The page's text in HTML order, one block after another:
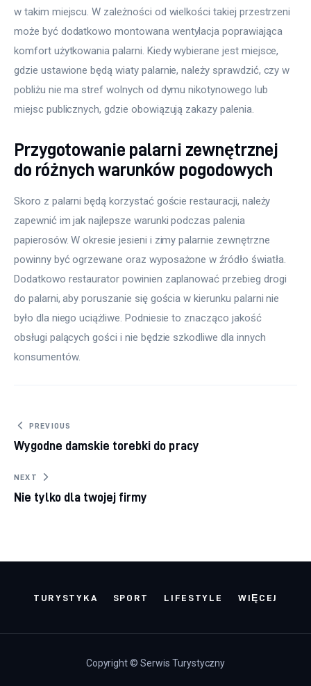
w takim miejscu. W zależności od wielkości takiej przestrzeni
może być dodatkowo montowana wentylacja poprawiająca
komfort użytkowania palarni. Kiedy wybierane jest miejsce,
gdzie ustawione będą wiaty palarnie, należy sprawdzić, czy w
pobliżu nie ma stref wolnych od dymu nikotynowego lub
miejsc publicznych, gdzie obowiązują zakazy palenia.
Przygotowanie palarni zewnętrznej
do różnych warunków pogodowych
Skoro z palarni będą korzystać goście restauracji, należy
zapewnić im jak najlepsze warunki podczas palenia
papierosów. W okresie jesieni i zimy palarnie zewnętrzne
powinny być ogrzewane oraz wyposażone w źródło światła.
Dodatkowo restaurator powinien zaplanować przebieg drogi
do palarni, aby poruszanie się gościa w kierunku palarni nie
było dla niego uciążliwe. Podniesie to znacząco jakość
obsługi palących gości i nie będzie szkodliwe dla innych
konsumentów.
Nawigacja wpisu
PREVIOUS
Wygodne damskie torebki do pracy
NEXT
Nie tylko dla twojej firmy
TURYSTYKA SPORT LIFESTYLE WIĘCEJ
Copyright © Serwis Turystyczny